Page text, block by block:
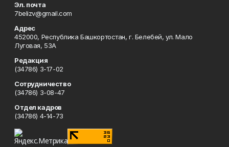
Эл. почта
7belizv@gmail.com
Адрес
452000, Республика Башкортостан, г. Белебей, ул. Мало
Луговая, 53А
Редакция
(34786) 3-17-02
Сотрудничество
(34786) 3-08-47
Отдел кадров
(34786) 4-14-73